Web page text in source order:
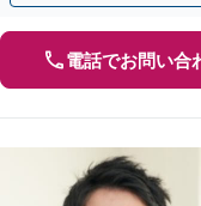
電話でお問い合